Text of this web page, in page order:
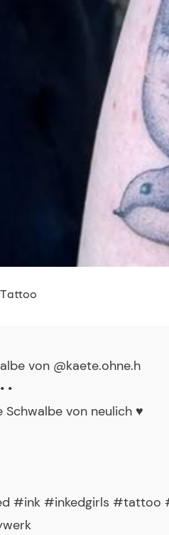
von @kaete.ohne.h
•
Schwalbe von neulich ♥️
#ink #inkedgirls